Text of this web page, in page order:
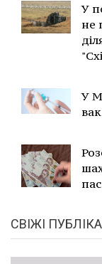
У
не
У
СВІЖІ